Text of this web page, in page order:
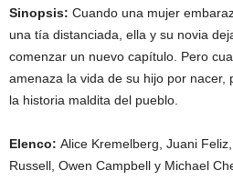
Sinopsis: Cuando una mujer
una tía distanciada, ella y su novia
comenzar un nuevo capítulo. Pero
amenaza la vida de su hijo por nacer,
la historia maldita del pueblo.
Elenco: Alice Kremelberg, Juani
Russell, Owen Campbell y Michael